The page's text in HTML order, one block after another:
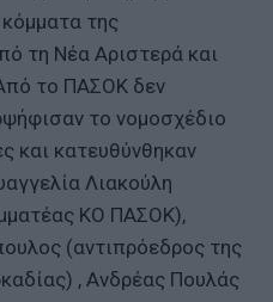
της
τη Νέα Αριστερά και
το ΠΑΣΟΚ δεν
το νομοσχέδιο
και κατευθύνθηκαν
Λιακούλη
ΚΟ ΠΑΣΟΚ),
(αντιπρόεδρος της
, Ανδρέας Πουλάς